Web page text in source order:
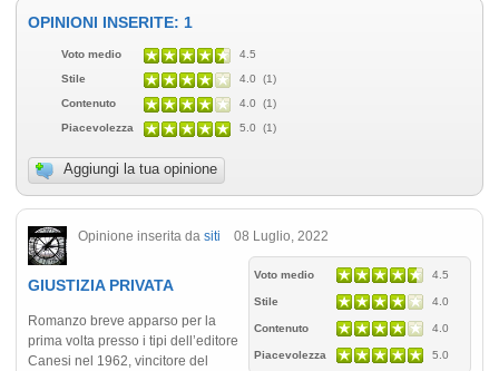
OPINIONI INSERITE: 1
Voto medio
4.5
Stile
4.0 (1)
Contenuto
4.0 (1)
Piacevolezza
5.0 (1)
Aggiungi la tua opinione
Opinione inserita da siti 08 Luglio, 2022
Voto medio 4.5
Stile 4.0
Contenuto 4.0
Piacevolezza 5.0
GIUSTIZIA PRIVATA
Romanzo breve apparso per la
prima volta presso i tipi dell’editore
Canesi nel 1962, vincitore del